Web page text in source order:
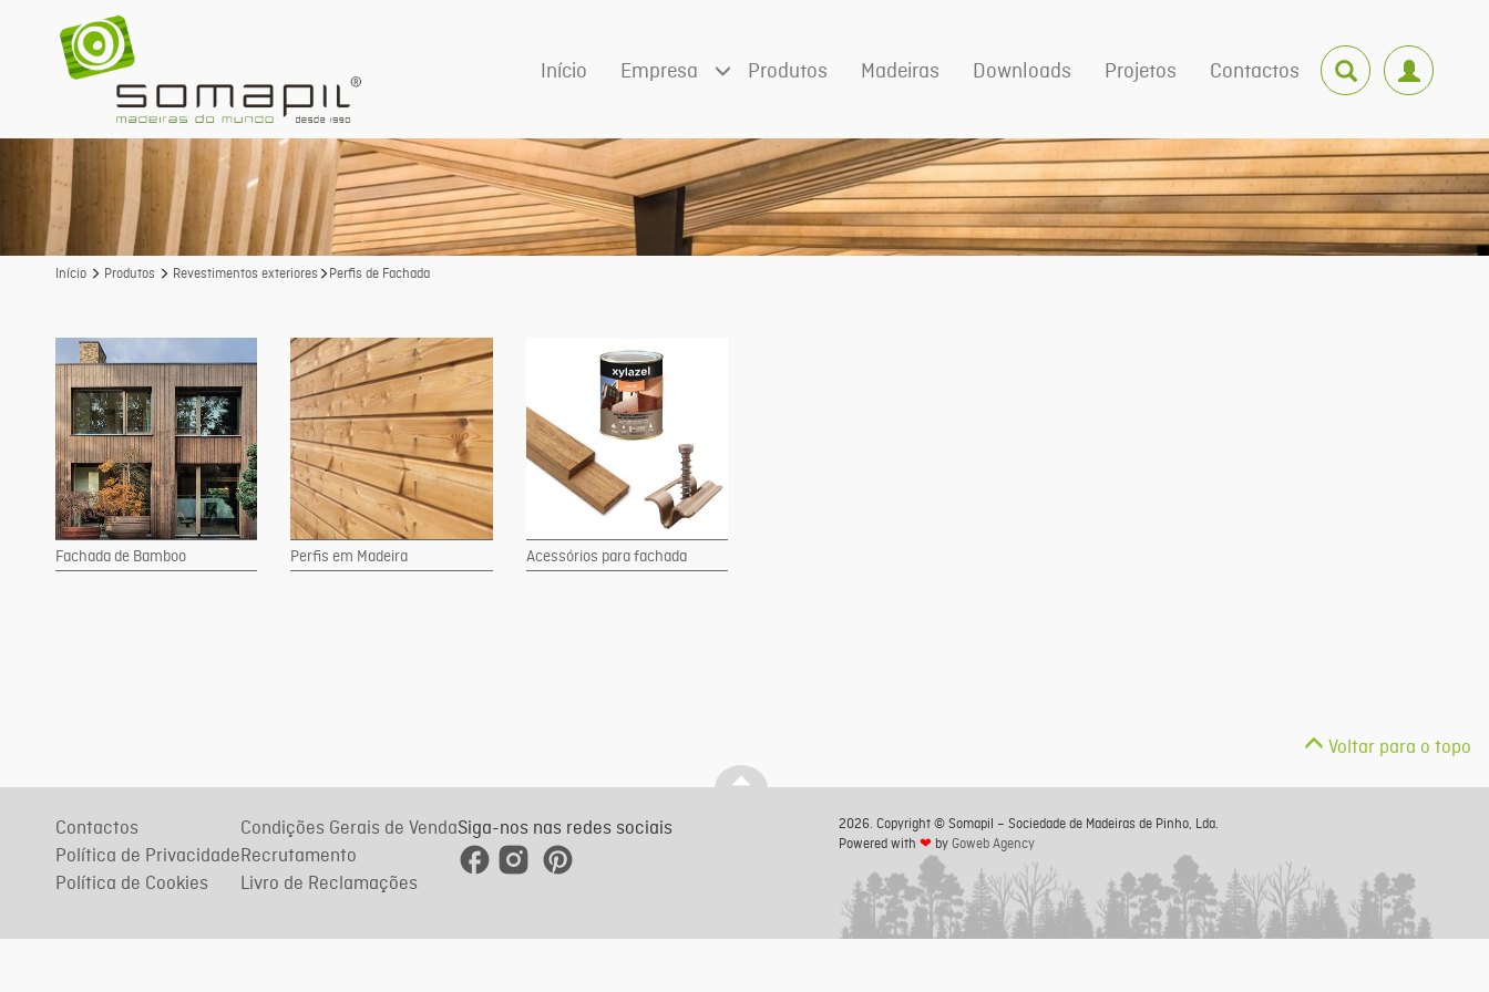
Início Empresa Produtos Madeiras Downloads Projetos Contactos
Início Produtos Revestimentos exteriores Perfis de Fachada
Fachada de Bamboo Perfis em Madeira Acessórios para fachada
Voltar para o topo
Contactos
Política de Privacidade
Política de Cookies
Condições Gerais de Venda
Recrutamento
Livro de Reclamações
Siga-nos nas redes sociais
2026. Copyright © Somapil – Sociedade de Madeiras de Pinho, Lda.
Powered with ❤ by Goweb Agency